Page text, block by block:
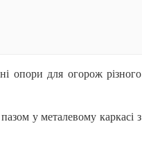
опори для огорож різного
у металевому каркасі з